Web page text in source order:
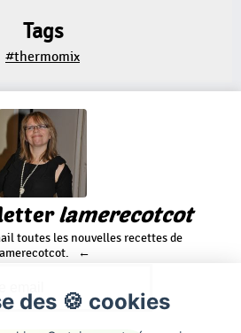
Tags
#thermomix
lamerecotcot
toutes les nouvelles recettes de
des 🍪 cookies